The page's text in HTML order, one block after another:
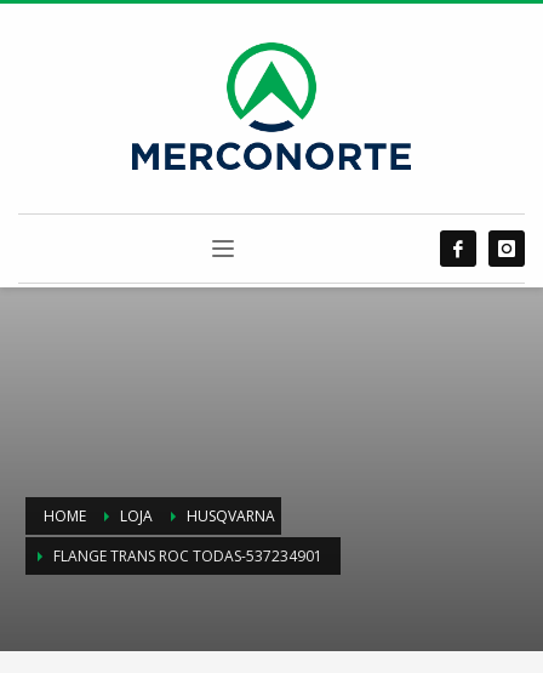
HOME LOJA
HUSQVARNA
FLANGE TRANS ROC TODAS-537234901